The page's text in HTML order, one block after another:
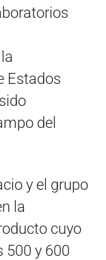
Estados
del
y el grupo
la
cuyo
500 y 600